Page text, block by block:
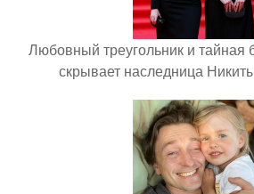
Любовный треугольник и тайная
скрывает наследница